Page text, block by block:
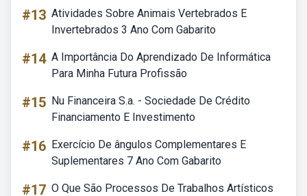
#13 Atividades Sobre Animais Vertebrados E
Invertebrados 3 Ano Com Gabarito
#14 A Importância Do Aprendizado De Informática
Para Minha Futura Profissão
#15 Nu Financeira S.a. - Sociedade De Crédito
Financiamento E Investimento
#16 Exercício De ângulos Complementares E
Suplementares 7 Ano Com Gabarito
#17 O Que São Processos De Trabalhos Artísticos